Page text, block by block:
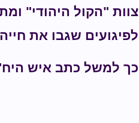
צוות "הקול היהודי"
לפיגועים שגבו את חייהם של כ-809 נרצחים, שלצערנו את רובם
כך למשל כתב איש